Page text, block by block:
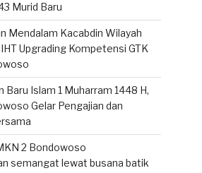
Murid Baru
Mendalam Kacabdin Wilayah
Upgrading Kompetensi GTK
Baru Islam 1 Muharram 1448 H,
Gelar Pengajian dan
2 Bondowoso
semangat lewat busana batik